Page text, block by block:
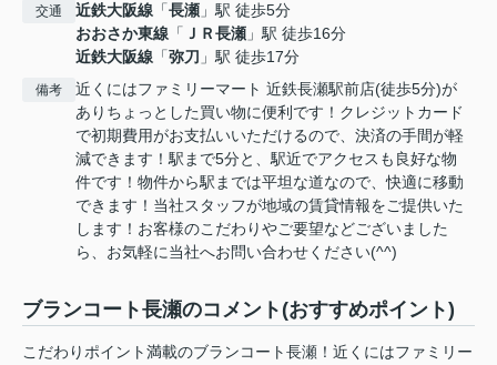
交通 近鉄大阪線 「長瀬 」駅 徒歩5分
おおさか東線 「 ＪＲ長瀬 」駅 徒歩16分
近鉄大阪線 「弥刀 」駅 徒歩17分
備考
近くにはファミリーマート 近鉄長瀬駅前店(徒歩5分)が
ありちょっとした買い物に便利です！クレジットカード
で初期費用がお支払いいただけるので、決済の手間が軽
減できます！駅まで5分と、駅近でアクセスも良好な物
件です！物件から駅までは平坦な道なので、快適に移動
できます！当社スタッフが地域の賃貸情報をご提供いた
します！お客様のこだわりやご要望などございました
ら、お気軽に当社へお問い合わせください(^^)
ブランコート長瀬のコメント(おすすめポイント)
こだわりポイント満載のブランコート長瀬！近くにはファミリー